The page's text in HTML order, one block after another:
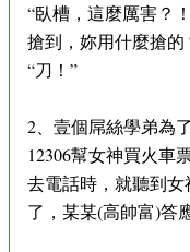
“臥槽，這麼厲害？
搶到，妳用什麼搶的
“刀！”
2、壹個屌絲學弟為
12306幫女神買火車
去電話時，就聽到
了，某某(高帥富)答